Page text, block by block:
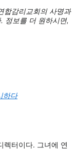
합감리교회의 사명과
정보를 더 원하시면,
하다
렉터이다. 그녀에 연